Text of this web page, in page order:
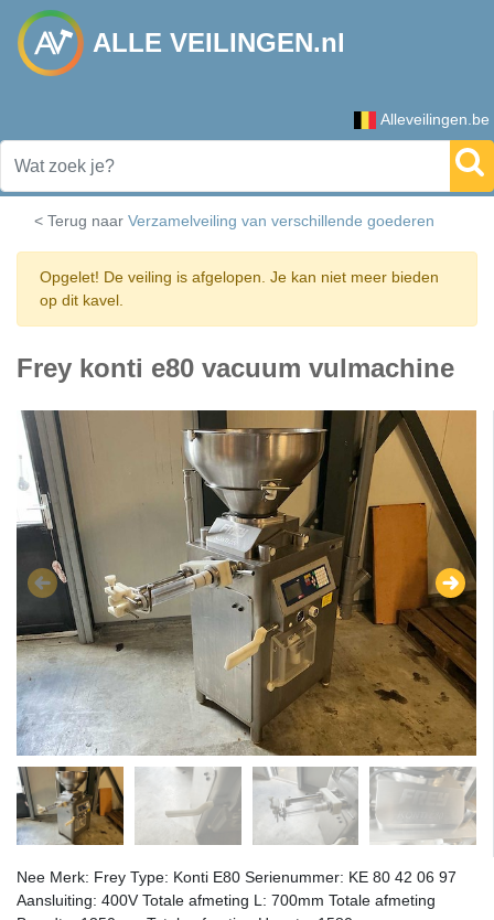
ALLE VEILINGEN.nl
Alleveilingen.be
< Terug naar Verzamelveiling van verschillende goederen
Opgelet! De veiling is afgelopen. Je kan niet meer bieden
op dit kavel.
Frey konti e80 vacuum vulmachine
Nee Merk: Frey Type: Konti E80 Serienummer: KE 80 42 06 97
Aansluiting: 400V Totale afmeting L: 700mm Totale afmeting